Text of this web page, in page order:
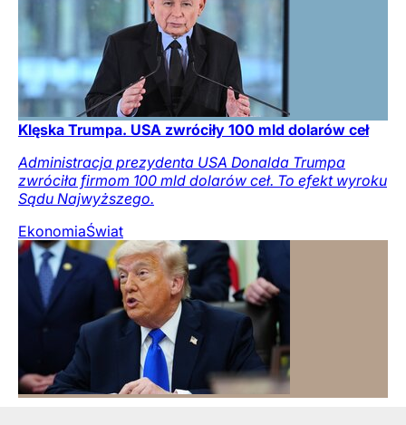
Klęska Trumpa. USA zwróciły 100 mld dolarów ceł
Administracja prezydenta USA Donalda Trumpa
zwróciła firmom 100 mld dolarów ceł. To efekt wyroku
Sądu Najwyższego.
EkonomiaŚwiat